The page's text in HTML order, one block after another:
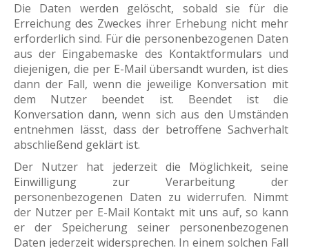
Die Daten werden gelöscht, sobald sie für die
Erreichung des Zweckes ihrer Erhebung nicht mehr
erforderlich sind. Für die personenbezogenen Daten
aus der Eingabemaske des Kontaktformulars und
diejenigen, die per E-Mail übersandt wurden, ist dies
dann der Fall, wenn die jeweilige Konversation mit
dem Nutzer beendet ist. Beendet ist die
Konversation dann, wenn sich aus den Umständen
entnehmen lässt, dass der betroffene Sachverhalt
abschließend geklärt ist.
Der Nutzer hat jederzeit die Möglichkeit, seine
Einwilligung zur Verarbeitung der
personenbezogenen Daten zu widerrufen. Nimmt
der Nutzer per E-Mail Kontakt mit uns auf, so kann
er der Speicherung seiner personenbezogenen
Daten jederzeit widersprechen. In einem solchen Fall